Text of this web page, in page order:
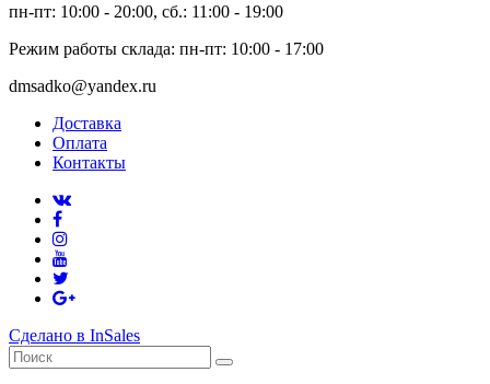
пн-пт: 10:00 - 20:00, сб.: 11:00 - 19:00
Режим работы склада: пн-пт: 10:00 - 17:00
dmsadko@yandex.ru
Доставка
Оплата
Контакты
Сделано в InSales